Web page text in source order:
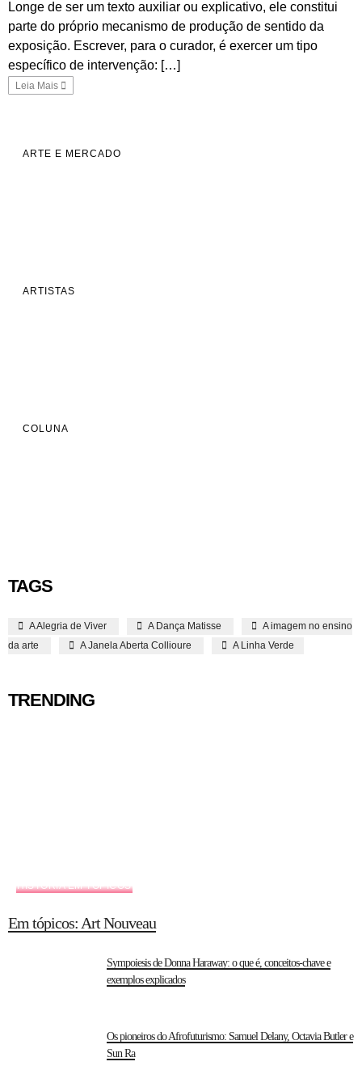
Longe de ser um texto auxiliar ou explicativo, ele constitui
parte do próprio mecanismo de produção de sentido da
exposição. Escrever, para o curador, é exercer um tipo
específico de intervenção: […]
Leia Mais
ARTE E MERCADO
ARTISTAS
COLUNA
TAGS
A Alegria de Viver A Dança Matisse
A imagem no ensino
da arte
A Janela Aberta Collioure A Linha Verde
TRENDING
HISTÓRIA EM TÓPICOS
Em tópicos: Art Nouveau
Sympoiesis de Donna Haraway: o que é, conceitos-chave e
exemplos explicados
Os pioneiros do Afrofuturismo: Samuel Delany, Octavia Butler e
Sun Ra